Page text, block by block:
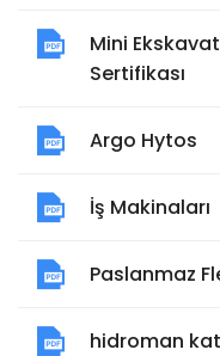
Mini
Sertifikası
Argo Hytos
İş Makinaları
Paslanmaz
hidroman